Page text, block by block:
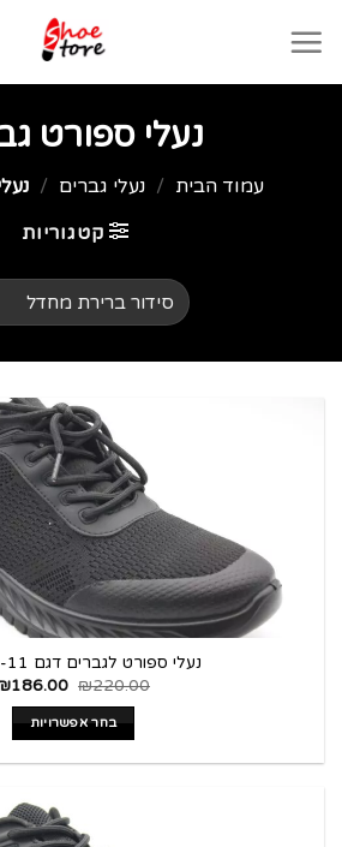
נעלי ספורט
עמוד הבית / נעלי גברים /
קטגוריות
נעלי ספורט לגברים דגם S3209-11
₪220.00
186.00
בחר אפשרויות